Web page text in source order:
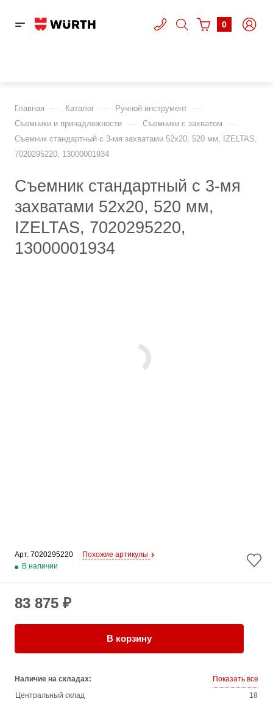
0
Главная — Каталог — Ручной инструмент —
Съемники и принадлежности — Съемники с захватом —
Съемник стандартный с 3-мя захватами 52х20, 520 мм, IZELTAS,
7020295220, 13000001934
Съемник стандартный с 3-мя
захватами 52х20, 520 мм,
IZELTAS, 7020295220,
13000001934
Арт. 7020295220
Похожие артикулы
В наличии
83 875 ₽
В корзину
Наличие на складах:
Показать все
Центральный склад
18